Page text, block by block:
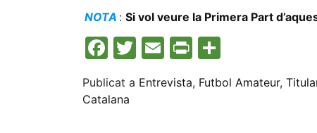
NOTA :Si vol veure la Primera Part
Facebook
Twitter
Email
Print
Publicat a Entrevista, Futbol Amateur,
Catalana